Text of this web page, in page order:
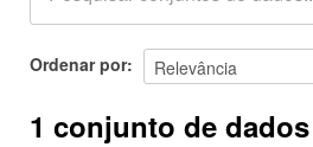
Sobre
Ordenar por
1 conjunto de